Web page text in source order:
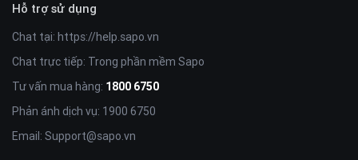
Hỗ trợ sử dụng
Chat tại: https://help.sapo.vn
Chat trực tiếp: Trong phần mềm Sapo
Tư vấn mua hàng: 1800 6750
Phản ánh dịch vụ: 1900 6750
Email: Support@sapo.vn